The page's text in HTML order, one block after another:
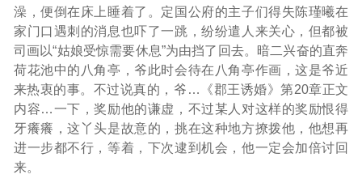
澡，便倒在床上睡着了。定国公府的主子们得失陈瑾曦在
家门口遇刺的消息也吓了一跳，纷纷遣人来关心，但都被
司画以“姑娘受惊需要休息”为由挡了回去。暗二兴奋的直奔
荷花池中的八角亭，爷此时会待在八角亭作画，这是爷近
来热衷的事。不过说真的，爷 …《郡王诱婚》第20章正文
内容…一下，奖励他的谦虚，不过某人对这样的奖励恨得
牙癢癢，这丫头是故意的，挑在这种地方撩拨他，他想再
进一步都不行，等着，下次逮到机会，他一定会加倍讨回
来。